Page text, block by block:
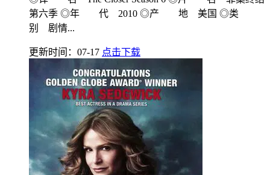
第六季 ◎年 代 2010 ◎产 地 美国 ◎类
别 剧情...
更新时间：07-17 点击下载